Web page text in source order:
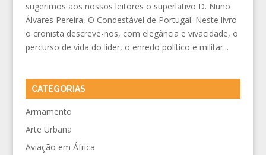
sugerimos aos nossos leitores o superlativo D. Nuno
Álvares Pereira, O Condestável de Portugal. Neste livro
o cronista descreve-nos, com elegância e vivacidade, o
percurso de vida do líder, o enredo político e militar...
CATEGORIAS
Armamento
Arte Urbana
Aviação em África